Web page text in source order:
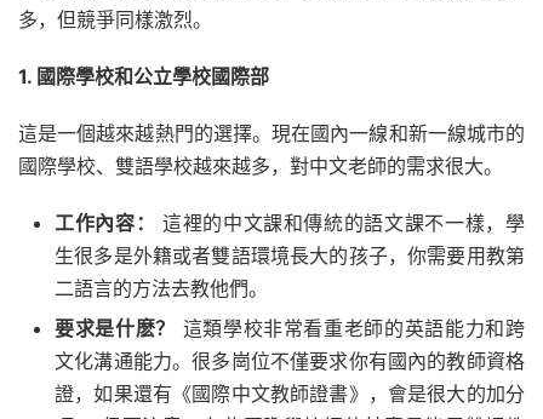
多，但競爭同樣激烈。
1. 國際學校和公立學校國際部
這是一個越來越熱門的選擇。現在國內一線和新一線城市的
國際學校、雙語學校越來越多，對中文老師的需求很大。
工作內容：
這裡的中文課和傳統的語文課不一樣，學
生很多是外籍或者雙語環境長大的孩子，你需要用教第
二語言的方法去教他們。
要求是什麽？
這類學校非常看重老師的英語能力和跨
文化溝通能力。很多崗位不僅要求你有國內的教師資格
證，如果還有《國際中文教師證書》，會是很大的加分